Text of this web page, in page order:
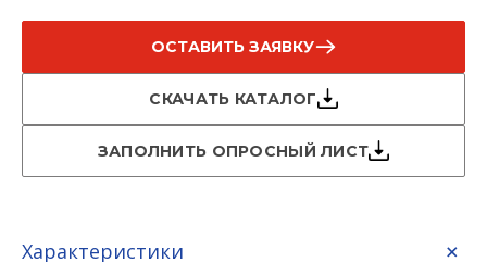
ОСТАВИТЬ ЗАЯВКУ
СКАЧАТЬ КАТАЛОГ
ЗАПОЛНИТЬ ОПРОСНЫЙ ЛИСТ
Характеристики